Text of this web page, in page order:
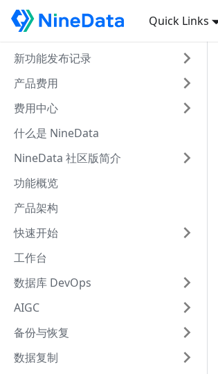
Quick Links
新功能发布记录
产品费用
费用中心
什么是 NineData
NineData 社区版简介
功能概览
产品架构
快速开始
工作台
数据库 DevOps
AIGC
备份与恢复
数据复制